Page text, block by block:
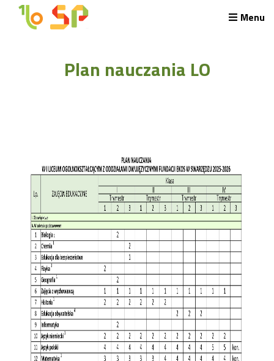
Menu
Nawigacja
Archiwalna strona Szkoły
EKOSIK
Filmy z wydarzeń szkolnych
Galeria
Harmonogram pracy szkoły
Konkurs klas
Konkurs "Złota Żaba"
Kontakty zagraniczne
Obóz adaptacyjny
Polityka ochrony dzieci
Plan nauczania LO